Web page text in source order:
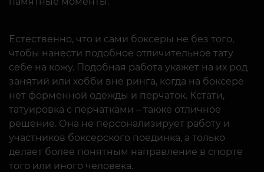
Естественно, что и сами боксеры не без того,
чтобы нанести подобное отличительное тату
себе на кожу. Подобная работа укажет на их род
занятий или хобби вне ринга, когда на боксере
нет форменной одежды и перчаток. Кстати,
татуировка с перчатками – также отличное
решение. Она не персонализирует работу и
участников боксерского поединка, а только
делает более понятным направление в спорте
того или иного человека.